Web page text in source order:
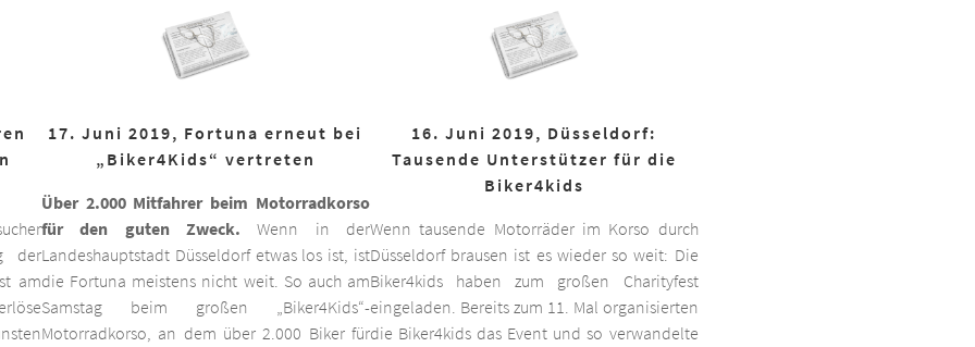
der
am
17. Juni 2019, Fortuna erneut bei
„Biker4Kids“ vertreten
Über 2.000 Mitfahrer beim Motorradkorso
für den guten Zweck. Wenn in der
Landeshauptstadt Düsseldorf etwas los ist, ist
die Fortuna meistens nicht weit. So auch am
Samstag beim großen „Biker4Kids“-
Motorradkorso, an dem über 2.000 Biker für
16. Juni 2019, Düsseldorf:
Tausende Unterstützer für die
Biker4kids
Wenn tausende Motorräder im Korso durch
Düsseldorf brausen ist es wieder so weit: Die
Biker4kids haben zum großen Charityfest
eingeladen. Bereits zum 11. Mal organisierten
die Biker4kids das Event und so verwandelte